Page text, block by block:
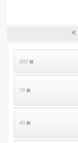
282
78
49